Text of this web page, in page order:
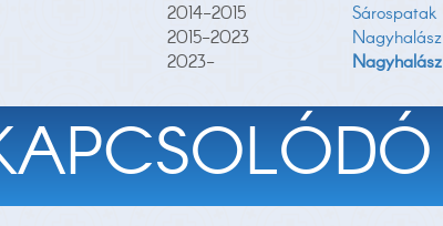
2014-2015 Sárospatak
2015-2023
Nagyhalász
2023-
Nagyhalász